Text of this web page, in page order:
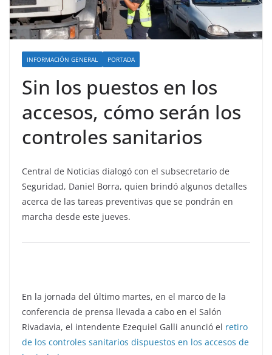
INFORMACIÓN GENERAL PORTADA
Sin los puestos en los
accesos, cómo serán los
controles sanitarios
Central de Noticias dialogó con el subsecretario de
Seguridad, Daniel Borra, quien brindó algunos detalles
acerca de las tareas preventivas que se pondrán en
marcha desde este jueves.
En la jornada del último martes, en el marco de la
conferencia de prensa llevada a cabo en el Salón
Rivadavia, el intendente Ezequiel Galli anunció el retiro
de los controles sanitarios dispuestos en los accesos de